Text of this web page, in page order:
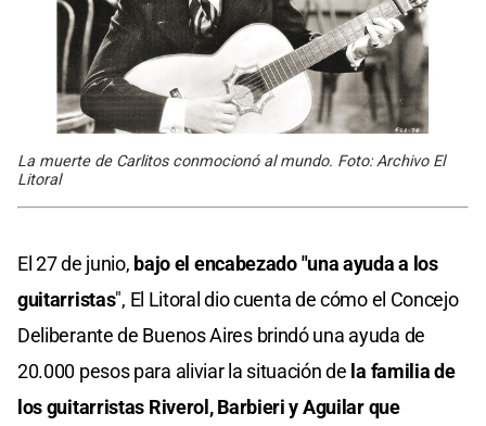
La muerte de Carlitos conmocionó al mundo. Foto: Archivo El
Litoral
El 27 de junio, bajo el encabezado "una ayuda a los
guitarristas", El Litoral dio cuenta de cómo el Concejo
Deliberante de Buenos Aires brindó una ayuda de
20.000 pesos para aliviar la situación de la familia de
los guitarristas Riverol, Barbieri y Aguilar que